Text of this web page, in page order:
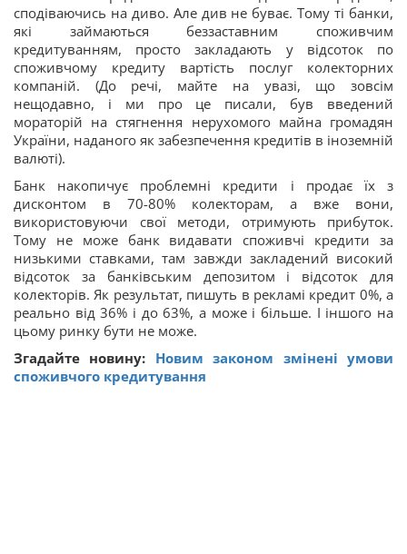
сподіваючись на диво. Але див не буває. Тому ті банки,
які займаються беззаставним споживчим
кредитуванням, просто закладають у відсоток по
споживчому кредиту вартість послуг колекторних
компаній. (До речі, майте на увазі, що зовсім
нещодавно, і ми про це писали, був введений
мораторій на стягнення нерухомого майна громадян
України, наданого як забезпечення кредитів в іноземній
валюті).
Банк накопичує проблемні кредити і продає їх з
дисконтом в 70-80% колекторам, а вже вони,
використовуючи свої методи, отримують прибуток.
Тому не може банк видавати споживчі кредити за
низькими ставками, там завжди закладений високий
відсоток за банківським депозитом і відсоток для
колекторів. Як результат, пишуть в рекламі кредит 0%, а
реально від 36% і до 63%, а може і більше. І іншого на
цьому ринку бути не може.
Згадайте новину: Новим законом змінені умови
споживчого кредитування